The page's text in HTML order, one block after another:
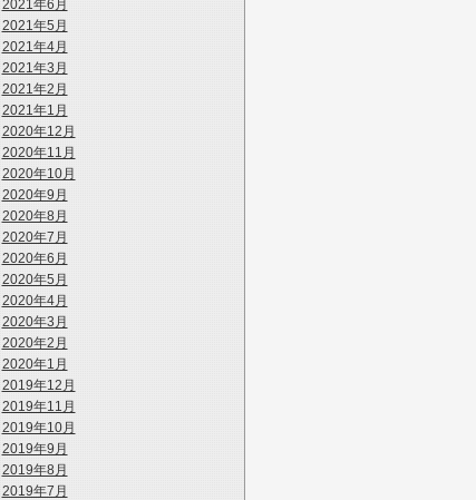
2021年6月
2021年5月
2021年4月
2021年3月
2021年2月
2021年1月
2020年12月
2020年11月
2020年10月
2020年9月
2020年8月
2020年7月
2020年6月
2020年5月
2020年4月
2020年3月
2020年2月
2020年1月
2019年12月
2019年11月
2019年10月
2019年9月
2019年8月
2019年7月